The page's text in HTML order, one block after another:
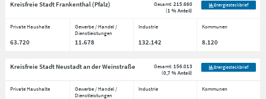
Kreisfreie Stadt Frankenthal (Pfalz) Gesamt:215.660
(1 % Anteil)
Energiesteckbrief
Private Haushalte
Gewerbe / Handel /
Dienstleistungen
Industrie Kommunen
63.720 11.678 132.142 8.120
Kreisfreie Stadt Neustadt an der Weinstraße Gesamt: 156.013
(0,7 % Anteil)
Energiesteckbrief
Private Haushalte
Gewerbe / Handel /
Dienstleistungen
Industrie Kommunen